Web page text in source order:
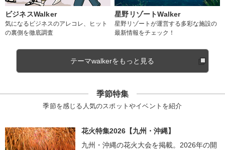
ビジネスWalker
気になるビジネスのアレコレ、ヒット
の裏側を徹底調査
星野リゾートWalker
星野リゾートが運営する多彩な施設の
最新情報をチェック！
テーマwalkerをもっと見る
季節特集
季節を感じる人気のスポットやイベントを紹介
花火特集2026【九州・沖縄】
九州・沖縄の花火大会を掲載。2026年の開